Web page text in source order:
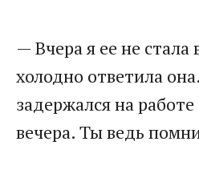
— Вчера я ее не стала
холодно ответила
задержался на
вечера. Ты ведь